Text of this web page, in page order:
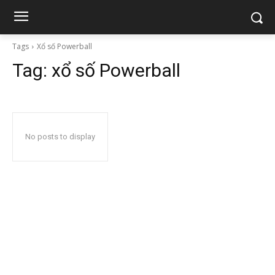
Tags Xổ số Powerball
Tag: xổ số Powerball
No posts to display